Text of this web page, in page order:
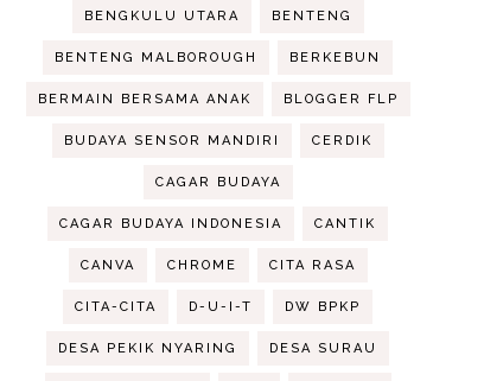
BENGKULU UTARA BENTENG
BENTENG MALBOROUGH BERKEBUN
BERMAIN BERSAMA ANAK BLOGGER FLP
BUDAYA SENSOR MANDIRI CERDIK
CAGAR BUDAYA
CAGAR BUDAYA INDONESIA CANTIK
CANVA CHROME CITA RASA
CITA-CITA D-U-I-T DW BPKP
DESA PEKIK NYARING DESA SURAU